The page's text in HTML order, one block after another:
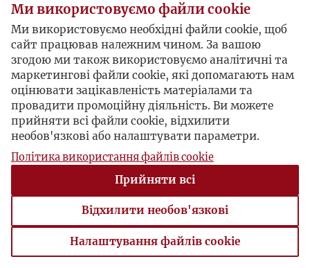
Polemika z artykułem Socjusza (Zdzisław
Najder) „Gesty i praca” opublikowanym w
podwójnym numerze „Kultury” (lipiec sierpień
1980), omawiającym dokumenty programowe
Ruchu Młodej Polski i Konfederacji Polski
Niepodległej.
Postacie powiązane
Zdzisław Najder
Bohater:Leszek Moczulski
Ми використовуємо файли cookie
Ми використовуємо необхідні файли cookie, щоб
сайт працював належним чином. За вашою
згодою ми також використовуємо аналітичні та
маркетингові файли cookie, які допомагають нам
оцінювати зацікавленість матеріалами та
провадити промоційну діяльність. Ви можете
прийняти всі файли cookie, відхилити
необов'язкові або налаштувати параметри.
Політика використання файлів cookie
Прийняти всі
Відхилити необов'язкові
Налаштування файлів cookie
Налаштування файлів cookie